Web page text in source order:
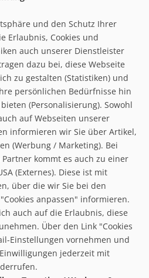
1 (total: 5 km)
us on facebook
Home
und den Schutz Ihrer
Erlaubnis, Cookies und
auch unserer Dienstleister
dazu bei, diese Webseite
zu gestalten (Statistiken) und
persönlichen Bedürfnisse hin
(Personalisierung). Sowohl
auf Webseiten unserer
informieren wir Sie über Artikel,
(Werbung / Marketing). Bei
kommt es auch zu einer
(Externes). Diese ist mit
über die wir Sie bei den
anpassen" informieren.
auch auf die Erlaubnis, diese
Über den Link "Cookies
Einstellungen vornehmen und
jederzeit mit